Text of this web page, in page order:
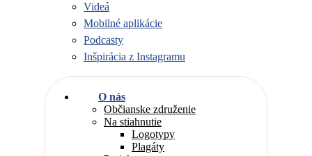
Videá
Mobilné aplikácie
Podcasty
Inšpirácia z Instagramu
O nás
Občianske združenie
Na stiahnutie
Logotypy
Plagáty